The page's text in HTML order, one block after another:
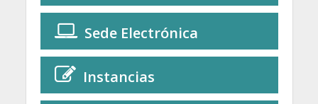
Sede Electrónica
Instancias